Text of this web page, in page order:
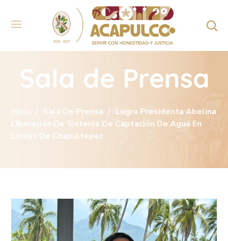
Sala de Prensa
Inicio Sala De Prensa
Logra Presidenta Abelina
Liberación De Sistema De Captación De Agua En
Lomas De Chapultepec